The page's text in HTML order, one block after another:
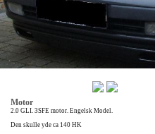
Motor
2.0 GLI. 3SFE motor. Engelsk Model.
Den skulle yde ca 140 HK